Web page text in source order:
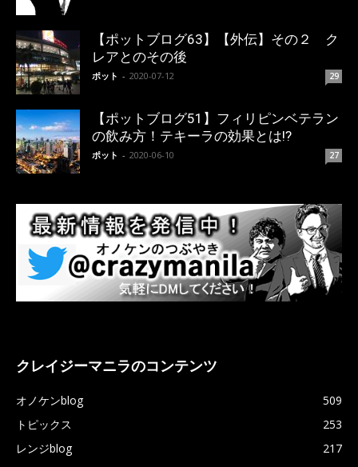
【ポットブログ63】【外伝】その２ ク
レアとのその後
ポット - 2020-07-12 29
【ポットブログ51】フィリピンベテラン
の飲み方！テキーラの効果とは!?
ポット - 2020-06-10 27
クレイジーマニラのコンテンツ
オノケンblog
509
トピックス
253
レンジblog
217